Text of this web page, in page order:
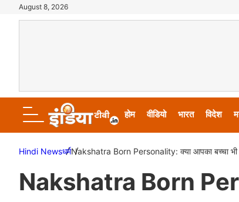
August 8, 2026
होम वीडियो भारत विदेश
Hindi Newsधर्मNakshatra Born Personality: क्या आपका बच्चा भी
Nakshatra Born